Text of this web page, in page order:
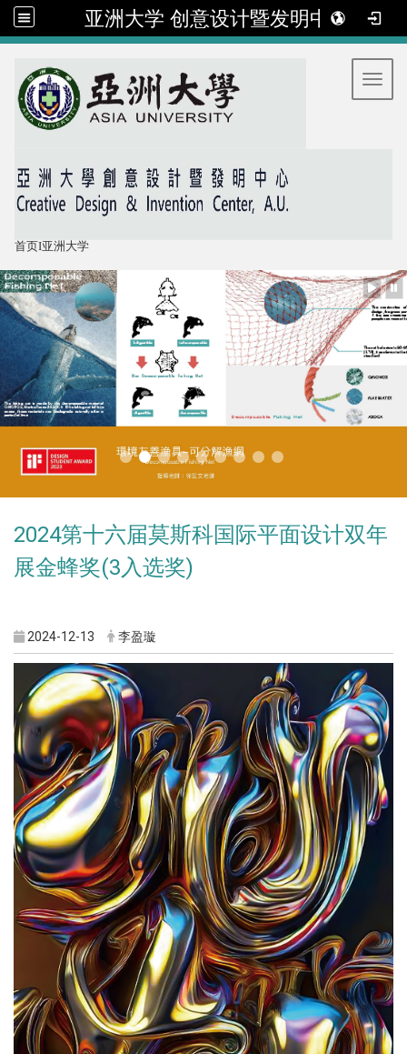
亚洲大学 创意设计暨发明中心
首页I亚洲大学
2024第十六届莫斯科国际平面设计双年
展金蜂奖(3入选奖)
2024-12-13 李盈璇